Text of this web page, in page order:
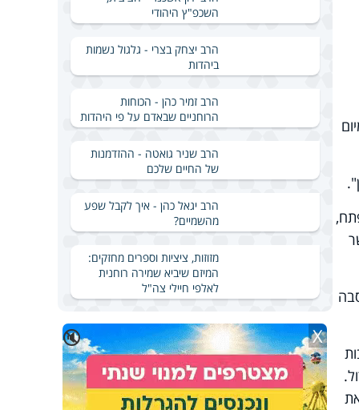
השכפ"ץ היהודי
הרב יצחק בצרי - גלגול נשמות
ביהדות
הרב זמיר כהן - הכוחות
הרוחניים שבאדם על פי היהדות
הרב שניר גואטה - ההזדמנות
של החיים שלכם
הרב יגאל כהן - איך לקבל שפע
מהשמיים?
מזוזות, ציציות וספרים מחזקים:
המיזם שיביא שמירה רוחנית
לאלפי חיילי צה"ל
🔇 X